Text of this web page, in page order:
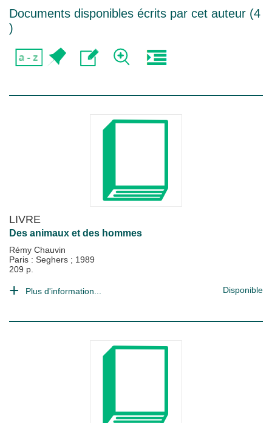
Documents disponibles écrits par cet auteur (4
)
LIVRE
Des animaux et des hommes
Rémy Chauvin
Paris : Seghers ; 1989
209 p.
Plus d'information... Disponible